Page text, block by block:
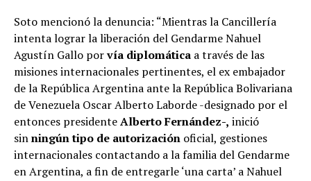
Soto mencionó la denuncia: “Mientras la Cancillería
intenta lograr la liberación del Gendarme Nahuel
Agustín Gallo porvía diplomática a través de las
misiones internacionales pertinentes, el ex embajador
de la República Argentina ante la República Bolivariana
de Venezuela Oscar Alberto Laborde -designado por el
entonces presidenteAlberto Fernández-, inició
sinningún tipo de autorización oficial, gestiones
internacionales contactando a la familia del Gendarme
en Argentina, a fin de entregarle ‘una carta’ a Nahuel